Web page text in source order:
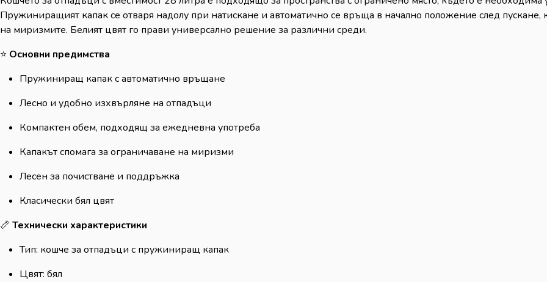
Пружиниращият капак се отваря надолу при натискане и автоматично се връща в начално положение след пускане,
на миризмите. Белият цвят го прави универсално решение за различни среди.
⭐ Основни предимства
Пружиниращ капак с автоматично връщане
Лесно и удобно изхвърляне на отпадъци
Компактен обем, подходящ за ежедневна употреба
Капакът спомага за ограничаване на миризми
Лесен за почистване и поддръжка
Класически бял цвят
📏 Технически характеристики
Тип: кошче за отпадъци с пружиниращ капак
Цвят: бял